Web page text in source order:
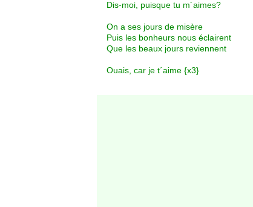
Dis-moi, puisque tu m´aimes?
On a ses jours de misère
Puis les bonheurs nous éclairent
Que les beaux jours reviennent
Ouais, car je t´aime {x3}